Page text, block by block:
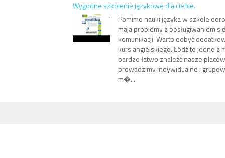
Wygodne szkolenie językowe dla ciebie.
Pomimo nauki języka w szkole
maja problemy z posługiwaniem
komunikacji. Warto odbyć
kurs angielskiego. Łódź to jedno z
bardzo łatwo znaleźć nasze
prowadzimy indywidualne i
m�...